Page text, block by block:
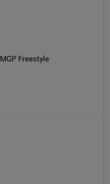
MGP Freestyle